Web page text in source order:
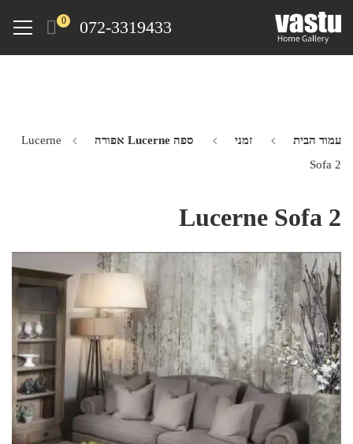
072-3319433
0
Menu
עמוד הבית זמני ספה Lucerne אפורה
Lucerne
Sofa 2
Lucerne Sofa 2